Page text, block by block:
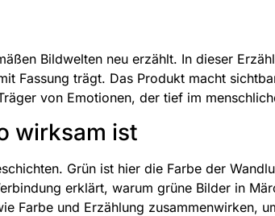
Bildwelten neu erzählt. In dieser
Fassung trägt. Das Produkt macht
von Emotionen, der tief im
wirksam ist
Grün ist hier die Farbe der
erklärt, warum grüne Bilder in
Farbe und Erzählung zusammenwirken,